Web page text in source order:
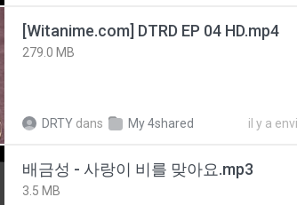
[Witanime.com] DTRD EP 04 HD.mp4
279.0 MB
DRTY dans My 4shared il y a
배금성 - 사랑이 비를 맞아요.mp3
3.5 MB